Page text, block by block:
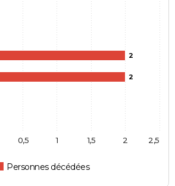
2
2
Personnes décédées
0,5 1 1,5 2 2,5